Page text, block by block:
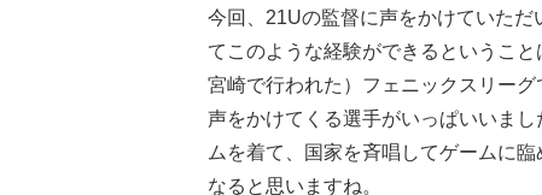
今回、21Uの監督に声をかけていた
てこのような経験ができるというこ
宮崎で行われた）フェニックスリー
声をかけてくる選手がいっぱいいま
ムを着て、国家を斉唱してゲームに
なると思いますね。